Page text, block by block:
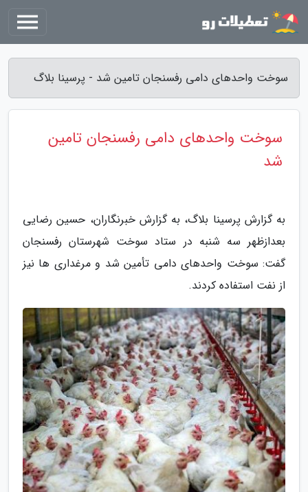
سوخت واحدهای دامی رفسنجان تامین شد - پرسینا بلاگ
سوخت واحدهای دامی رفسنجان تامین
شد
به گزارش پرسینا بلاگ، به گزارش خبرنگاران، حسین رضایی
بعدازظهر سه شنبه در ستاد سوخت شهرستان رفسنجان
گفت: سوخت واحدهای دامی تأمین شد و مرغداری ها نیز
از نفت استفاده کردند.